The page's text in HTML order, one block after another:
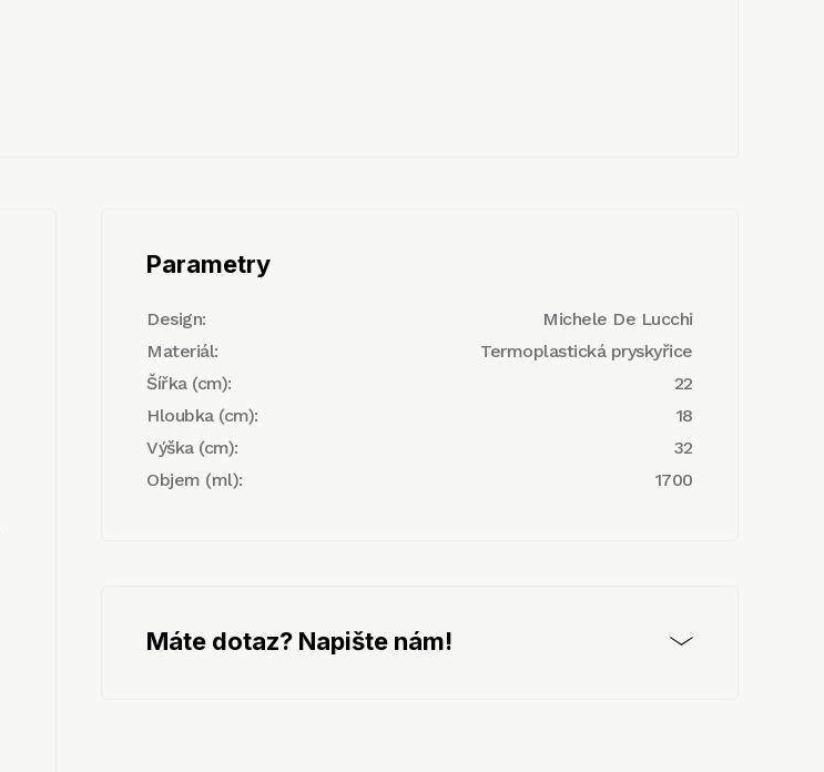
Parametry
Design:
Michele De Lucchi
Materiál:
Termoplastická pryskyřice
Šířka (cm):
22
Hloubka (cm):
18
Výška (cm):
32
Objem (ml):
1700
Máte dotaz? Napište nám!